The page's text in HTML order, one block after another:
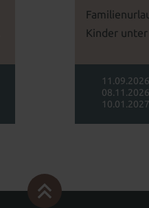
Kinder